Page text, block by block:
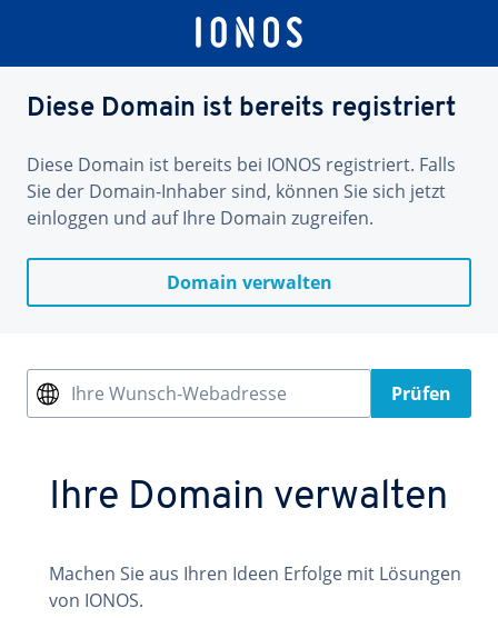
Diese Domain ist bereits registriert
Diese Domain ist bereits bei IONOS registriert. Falls
Sie der Domain-Inhaber sind, können Sie sich jetzt
einloggen und auf Ihre Domain zugreifen.
Domain verwalten
Ihre Wunsch-Webadresse Prüfen
Ihre Domain verwalten
Machen Sie aus Ihren Ideen Erfolge mit Lösungen
von IONOS.